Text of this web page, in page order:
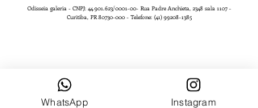
Odisseia galeria - CNPJ: 44.901.623/0001-00- Rua Padre Anchieta, 2348 sala 1107 -
Curitiba, PR80730-000- Telefone: (41) 99208-1385
WhatsApp Instagram